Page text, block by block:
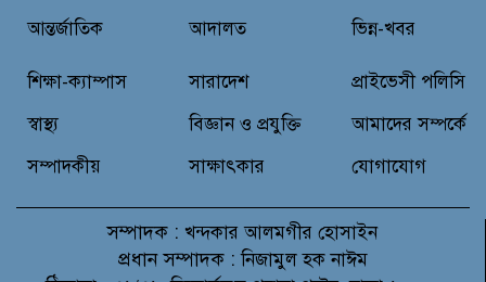
আন্তর্জাতিক
আদালত
ভিন্ন-খবর
শিক্ষা-ক্যাম্পাস
স্বাস্থ্য
সম্পাদকীয়
সারাদেশ
বিজ্ঞান ও প্রযুক্তি
সাক্ষাৎকার
প্রাইভেসী পলিসি
আমাদের সম্পর্কে
যোগাযোগ
সম্পাদক : খন্দকার আলমগীর হোসাইন
প্রধান সম্পাদক : নিজামুল হক নাঈম